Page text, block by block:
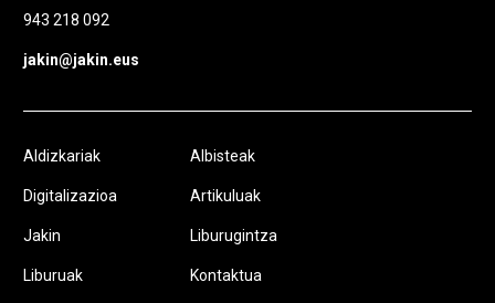
943 218 092
jakin@jakin.eus
Aldizkariak
Digitalizazioa
Jakin
Liburuak
Albisteak
Artikuluak
Liburugintza
Kontaktua